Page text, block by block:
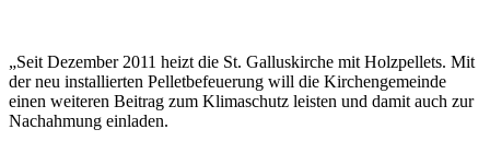
„Seit Dezember 2011 heizt die St. Galluskirche mit Holzpellets. Mit
der neu installierten Pelletbefeuerung will die Kirchengemeinde
einen weiteren Beitrag zum Klimaschutz leisten und damit auch zur
Nachahmung einladen.